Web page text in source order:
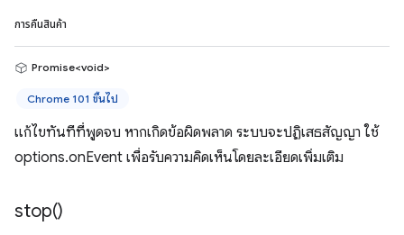
การคืนสินค้า
Promise<void>
Chrome 101 ขึ้นไป
แก้ไขทันทีที่พูดจบ หากเกิดข้อผิดพลาด ระบบจะปฏิเสธสัญญา ใช้
options.onEvent เพื่อรับความคิดเห็นโดยละเอียดเพิ่มเติม
stop()